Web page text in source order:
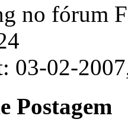
no fórum
03-02-
Postagem